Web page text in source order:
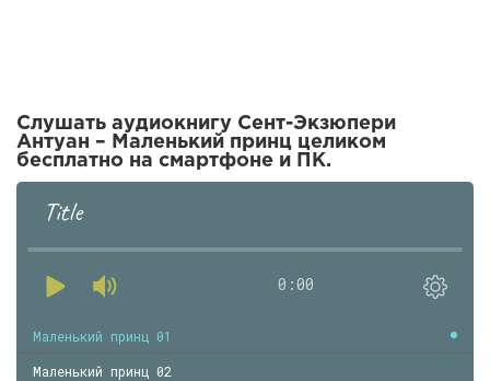
Слушать аудиокнигу Сент-Экзюпери
Антуан – Маленький принц целиком
бесплатно на смартфоне и ПК.
Title
0:00
Маленький принц 01
Маленький принц 02